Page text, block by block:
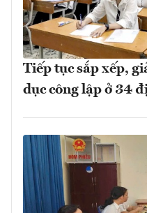
Tiếp tục sắp xếp,
dục công lập ở 34